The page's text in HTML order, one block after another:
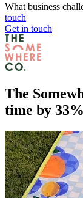
What business
touch
Get in touch
The
time by